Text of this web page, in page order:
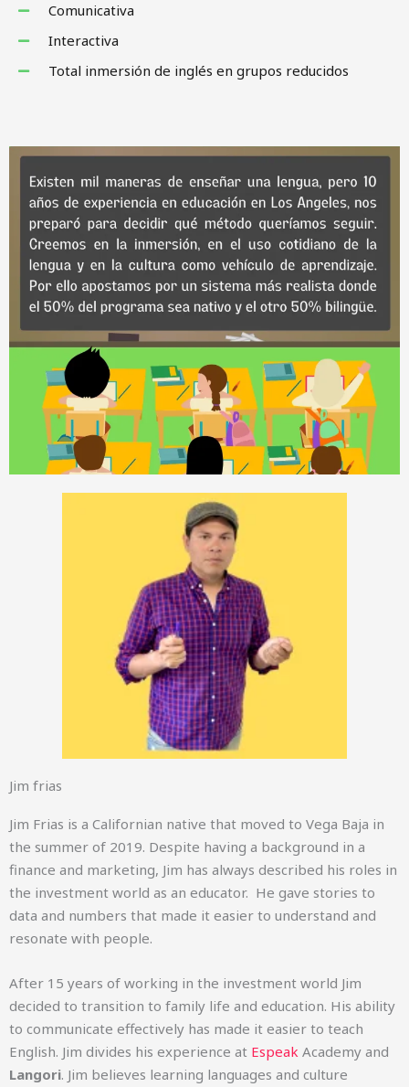
Comunicativa
Interactiva
Total inmersión de inglés en grupos reducidos
Jim frias
Jim Frias is a Californian native that moved to Vega Baja in
the summer of 2019. Despite having a background in a
finance and marketing, Jim has always described his roles in
the investment world as an educator. He gave stories to
data and numbers that made it easier to understand and
resonate with people.
After 15 years of working in the investment world Jim
decided to transition to family life and education. His ability
to communicate effectively has made it easier to teach
English. Jim divides his experience at Espeak Academy and
Langori. Jim believes learning languages and culture